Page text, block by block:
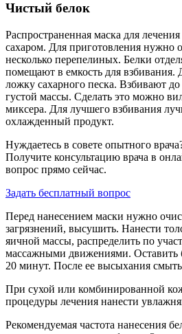
Чистый белок
Распространенная маска для
сахаром. Для приготовления нужно
несколько перепелиных. Белки
помещают в емкость для взбивания.
ложку сахарного песка. Взбивают
густой массы. Сделать это можно
миксера. Для лучшего взбивания
охлажденный продукт.
Нуждаетесь в совете опытного
Получите консультацию врача в
вопрос прямо сейчас.
Задать бесплатный вопрос
Перед нанесением маски нужно
загрязнений, высушить. Нанести
яичной массы, распределить по
массажными движениями. Оставить
20 минут. После ее высыхания
При сухой или комбинированной
процедуры лечения нанести
Рекомендуемая частота нанесения